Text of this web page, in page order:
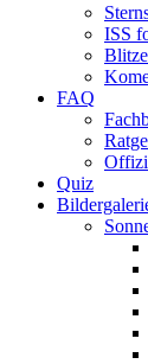
ISS
FAQ
Quiz